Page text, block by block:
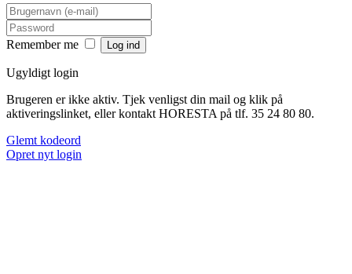
Remember me
Ugyldigt login
Brugeren er ikke aktiv. Tjek venligst din mail og klik på
aktiveringslinket, eller kontakt HORESTA på tlf. 35 24 80 80.
Glemt kodeord
Opret nyt login